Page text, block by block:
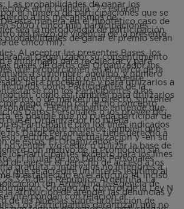
Las probabilidades de ganar los
en la Cláusula “7”, estarán
el número de participaciones que se
a los mecanismos de
esta manera, en el hipotético caso de
5000 (cinco mil) participaciones
sea la metodología de participación
del plazo de vigencia de la presente
probabilidades de ganar el premio serán
de cinco mil).
Al aceptar las presentes Bases, los
al Organizador su consentimiento
e informado para recolectar y para
bases de datos del Organizador los
que proporcionen en el marco de la
a su nombre, apellido, y número
otro dato o antecedente
para procesarlos y para utilizarlos a
como Participantes de la
con los Participantes a los
como así también para utilizarlos
o de marketing directo, sin tener
pago alguno por dicho concepto
El Participante entiende que,
Datos Personales o los provee de
es posible que no pueda participar de
que el Organizador no pueda
el Participante con los fines indicados
El Participante entiende también que -
los Datos Personales - tiene derecho a
rectificación, actualización y -en su
de estos. El Organizador se
no vender y/o ceder o utilizar la base de
con motivo de la Promoción sin
los Participantes excepto para los fines
El titular de los Datos Personales
de ejercer el derecho de acceso a los
gratuita a intervalos no inferiores a
que se acredite un interés legítimo al
lo establecido en el artículo 14, inciso
25.326 de la República Argentina. La
(en Argentina la Agencia de
Órgano de Control de la Ley N
la atribución de atender las denuncias y
interpongan con relación al
de las Normas sobre protección de
Los Participantes garantizan que no